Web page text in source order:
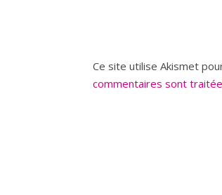
Ce site utilise Akismet
commentaires sont